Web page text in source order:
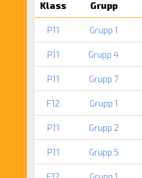
Klass Grupp
P11 Grupp 1
P11 Grupp 4
P11 Grupp 7
F12 Grupp 1
P11 Grupp 2
P11 Grupp 5